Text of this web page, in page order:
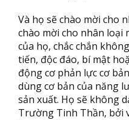
Và họ sẽ chào mời cho
chào mời cho nhân loại
của họ, chắc chắn
tiến, độc đáo, bí mật
động cơ phản lực cơ
dùng cơ bản của năng
sản xuất. Họ sẽ không
Trường Tinh Thần, bởi